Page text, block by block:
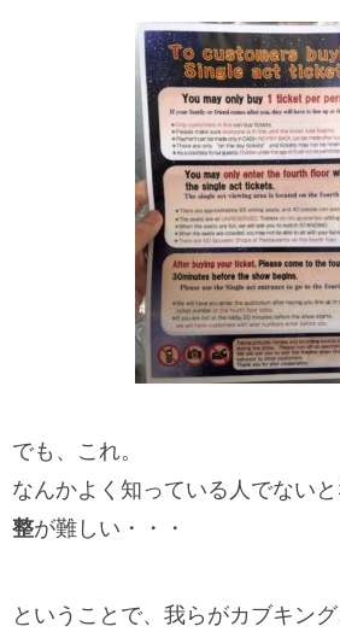
でも、これ。
なんかよく知っている人でない
整が難しい・・・
ということで、我らがカブキン